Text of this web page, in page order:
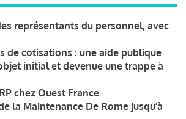
représentants du personnel, avec
de cotisations : une aide publique
initial et devenue une trappe à
chez Ouest France
la Maintenance De Rome jusqu’à